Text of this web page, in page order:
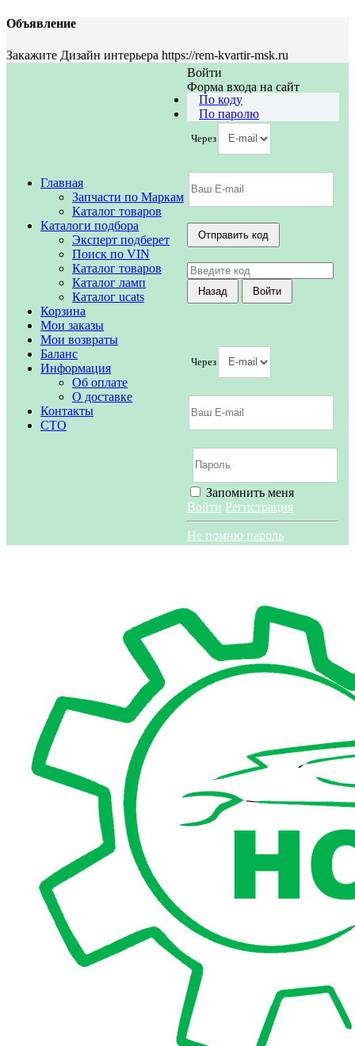
Объявление
Закажите Дизайн интерьера https://rem-kvartir-msk.ru
Главная
Запчасти по Маркам
Каталог товаров
Каталоги подбора
Эксперт подберет
Поиск по VIN
Каталог товаров
Каталог ламп
Каталог ucats
Корзина
Мои заказы
Мои возвраты
Баланс
Информация
Об оплате
О доставке
Контакты
СТО
Войти
Форма входа на сайт
По коду
По паролю
Через
Через
Запомнить меня
Войти Регистрация
Не помню пароль